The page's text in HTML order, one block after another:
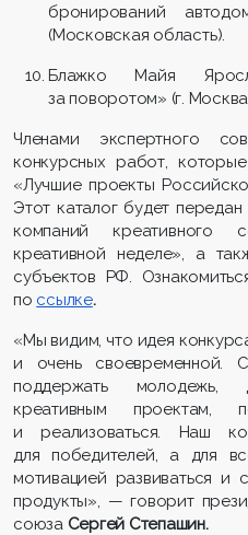
бронирований
(Московская область).
Блажко Майя
за поворотом» (г.
Членами
экспертного
конкурсных работ,
«Лучшие проекты
Этот каталог будет
компаний креативного
креативной неделе», а
субъектов РФ.
по ссылке.
«Мы видим, что идея
и очень своевременной.
поддержать молодежь,
креативным проектам,
и реализоваться. Наш
для победителей, а для
мотивацией развиваться и
продукты», — говорит
союзаСергей Степашин.